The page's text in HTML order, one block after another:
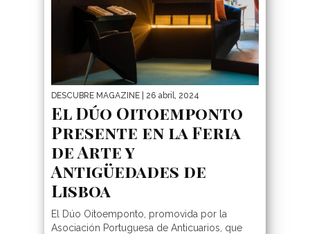
DESCUBRE MAGAZINE | 26 abril, 2024
El Dúo Oitoemponto
Presente en la Feria
de Arte y
Antigüedades de
Lisboa
El Dúo Oitoemponto, promovida por la
Asociación Portuguesa de Anticuarios, que